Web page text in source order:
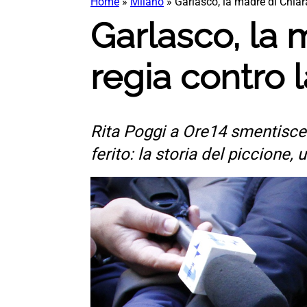
Garlasco, la
regia contro
Rita Poggi a Ore14
ferito: la storia del piccione,